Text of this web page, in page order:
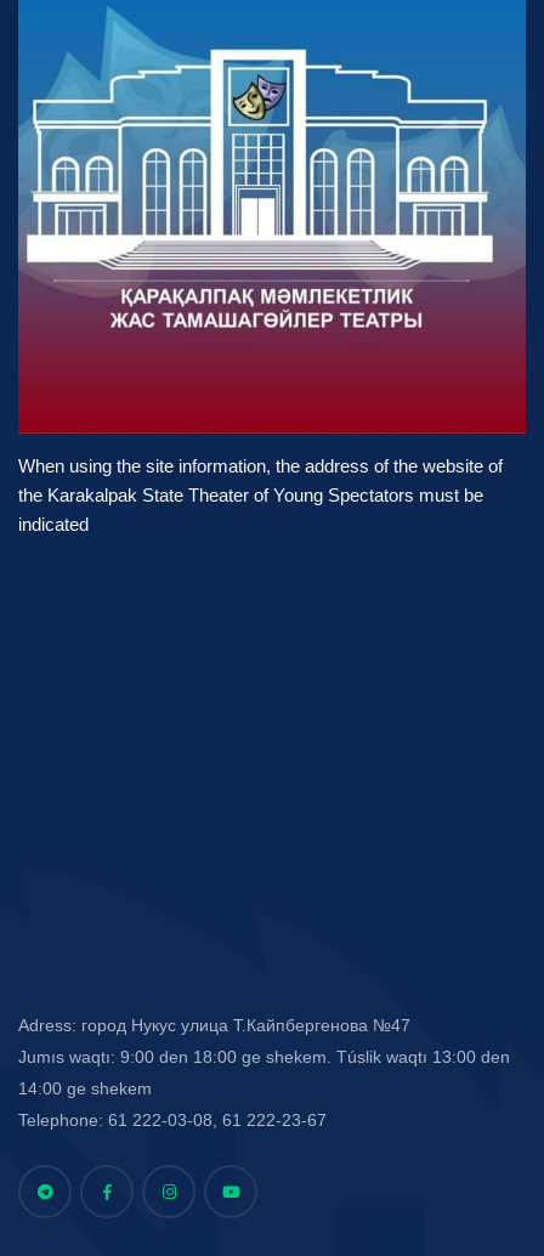
When using the site information, the address of the website of
the Karakalpak State Theater of Young Spectators must be
indicated
Adress: город Нукус улица Т.Кайпбергенова №47
Jumıs waqtı: 9:00 den 18:00 ge shekem. Túslik waqtı 13:00 den
14:00 ge shekem
Telephone: 61 222-03-08, 61 222-23-67